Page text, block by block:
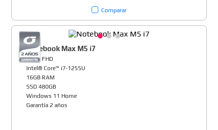
Comparar
Notebook Max M5 i7
15,6" FHD
Intel® Core™ i7-1255U
16GB RAM
SSD 480GB
Windows 11 Home
Garantía 2 años